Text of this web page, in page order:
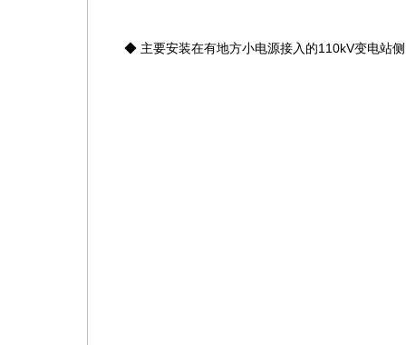
◆ 主要安装在有地方小电源接入的110kV变电站侧